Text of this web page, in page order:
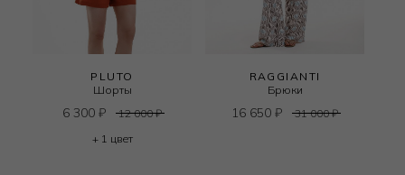
PLUTO
Шорты
6 300 ₽ 12 000₽
+ 1 цвет
RAGGIANTI
Брюки
16 650 ₽ 31 000₽